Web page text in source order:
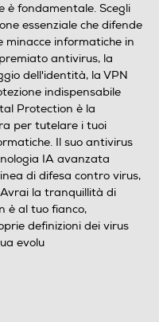
è fondamentale. Scegli
essenziale che difende
minacce informatiche in
antivirus, la
dell'identità, la VPN
indispensabile
Protection è la
per tutelare i tuoi
Il suo antivirus
IA avanzata
di difesa contro virus,
la tranquillità di
è al tuo fianco,
definizioni dei virus
evolu